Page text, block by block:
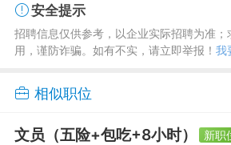
安全提示
招聘信息仅供参考，以企业实际招聘为准
用，谨防诈骗。如有不实，请立即举报！ 我
相似职位
文员（五险+包吃+8小时） 新职